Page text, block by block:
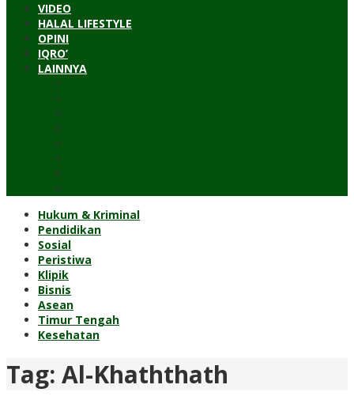
VIDEO
HALAL LIFESTYLE
OPINI
IQRO’
LAINNYA
Hukum & Kriminal
Pendidikan
Sosial
Peristiwa
Klipik
Bisnis
Asean
Timur Tengah
Kesehatan
Tag: Al-Khaththath